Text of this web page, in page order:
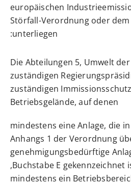
europäischen
Störfall-Verordnung oder
unterliegen:
Die Abteilungen 5, Umwelt der
zuständigen
zuständigen
Betriebsgelände, auf denen
mindestens eine Anlage, die
Anhangs 1 der Verordnung
genehmigungsbedürftige
Buchstabe E gekennzeichnet
mindestens ein